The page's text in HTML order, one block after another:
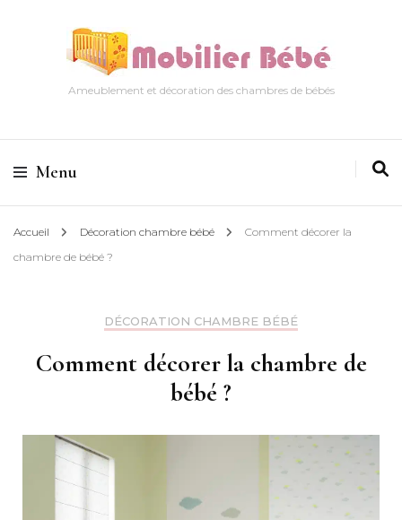
Ameublement et décoration des chambres de bébés
Menu
Accueil Décoration chambre bébé
Comment décorer la
chambre de bébé ?
DÉCORATION CHAMBRE BÉBÉ
Comment décorer la chambre de
bébé ?